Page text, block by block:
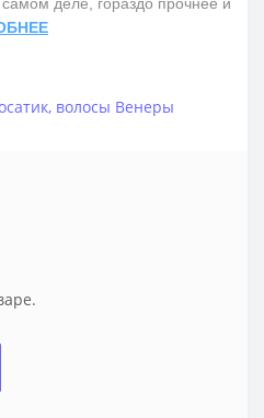
деле, гораздо прочнее и
, волосы Венеры